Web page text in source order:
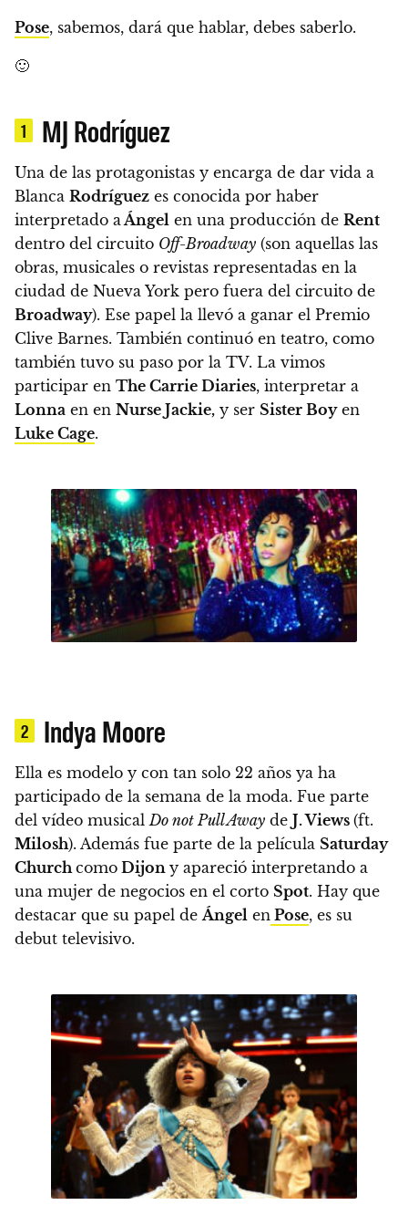
Pose, sabemos, dará que hablar, debes saberlo.
🙂
1 MJ Rodríguez
Una de las protagonistas y encarga de dar vida a
Blanca Rodríguez es conocida por haber
interpretado a Ángel en una producción de Rent
dentro del circuito Off-Broadway (son aquellas las
obras, musicales o revistas representadas en la
ciudad de Nueva York pero fuera del circuito de
Broadway). Ese papel la llevó a ganar el Premio
Clive Barnes. También continuó en teatro, como
también tuvo su paso por la TV. La vimos
participar en The Carrie Diaries, interpretar a
Lonna en en Nurse Jackie, y ser Sister Boyen
Luke Cage.
2 Indya Moore
Ella es modelo y con tan solo 22 años ya ha
participado de la semana de la moda. Fue parte
del vídeo musical Do not Pull Away de J. Views (ft.
Milosh). Además fue parte de la película Saturday
Church como Dijon y apareció interpretando a
una mujer de negocios en el corto Spot. Hay que
destacar que su papel de Ángel en Pose, es su
debut televisivo.